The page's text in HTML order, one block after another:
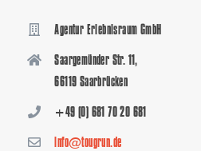
Agentur Erlebnisraum GmbH
Saargemünder Str. 11,
66119 Saarbrücken
+49 (0) 681 70 20 681
info@tougrun.de